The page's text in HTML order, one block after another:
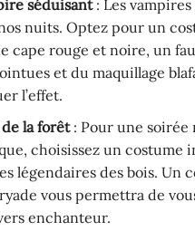
séduisant: Les vampires
nuits. Optez pour un
cape rouge et noire, un
et du maquillage
l’effet.
de la forêt: Pour une soirée
choisissez un costume
légendaires des bois. Un
vous permettra de
enchanteur.